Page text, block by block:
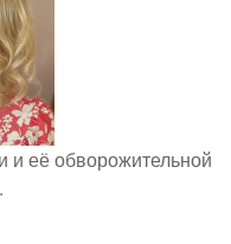
её обворожительной